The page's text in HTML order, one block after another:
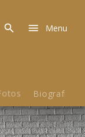
Menu
Biografie